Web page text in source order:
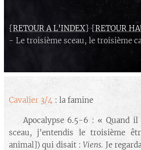
{RETOUR A L'INDEX} {RETOUR
- Le troisième sceau, le troisième
Cavalier 3/4: la famine
🔘 Apocalypse 6.5-6 : « Quand
sceau, j'entendis le troisième
animal]) qui disait :Viens. Je